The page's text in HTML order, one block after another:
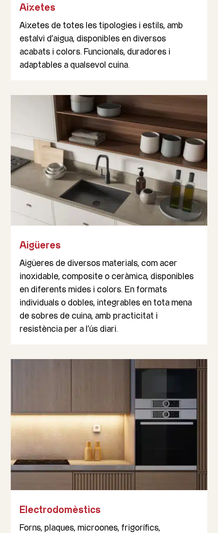
Aixetes
Aixetes de totes les tipologies i estils, amb
estalvi d’aigua, disponibles en diversos
acabats i colors. Funcionals, duradores i
adaptables a qualsevol cuina.
Aigüeres
Aigüeres de diversos materials, com acer
inoxidable, composite o ceràmica, disponibles
en diferents mides i colors. En formats
individuals o dobles, integrables en tota mena
de sobres de cuina, amb practicitat i
resistència per a l’ús diari.
Electrodomèstics
Forns, plaques, microones, frigorífics,